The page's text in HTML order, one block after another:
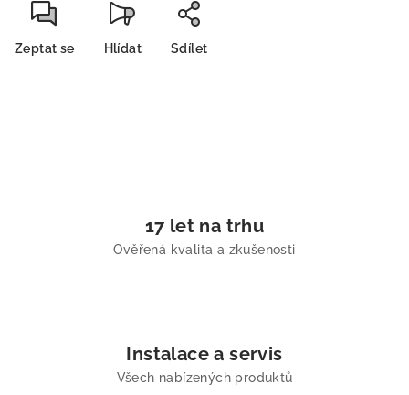
Zeptat se Hlídat Sdílet
17 let na trhu
Ověřená kvalita a zkušenosti
Instalace a servis
Všech nabízených produktů